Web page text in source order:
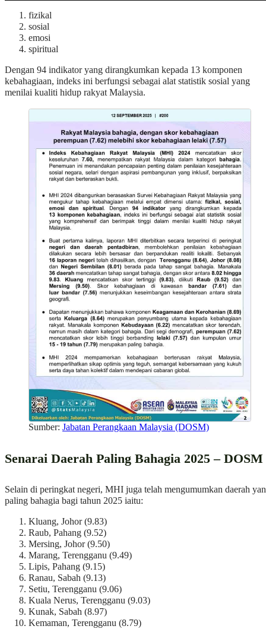
fizikal
sosial
emosi
spiritual
Dengan 94 indikator yang dirangkumkan kepada 13 komponen
kebahagiaan, indeks ini berfungsi sebagai alat statistik sosial yang
menilai kualiti hidup rakyat Malaysia.
Sumber: Jabatan Perangkaan Malaysia (DOSM)
Senarai Daerah Paling Bahagia 2025 – DOSM
Selain di peringkat negeri, MHI juga telah mengumumkan daerah
paling bahagia bagi tahun 2025 iaitu:
Kluang, Johor (9.83)
Raub, Pahang (9.52)
Mersing, Johor (9.50)
Marang, Terengganu (9.49)
Lipis, Pahang (9.15)
Ranau, Sabah (9.13)
Setiu, Terengganu (9.06)
Kuala Nerus, Terengganu (9.03)
Kunak, Sabah (8.97)
Kemaman, Terengganu (8.79)